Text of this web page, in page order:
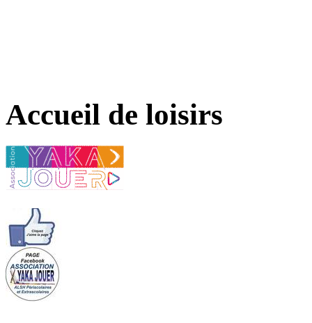
Accueil de loisirs